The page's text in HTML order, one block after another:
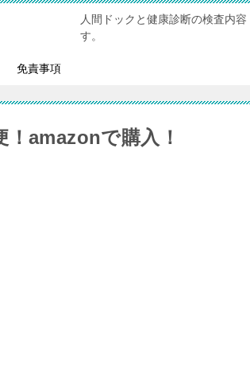
人間ドックと健康診断の検査内
す。
免責事項
！amazonで購入！